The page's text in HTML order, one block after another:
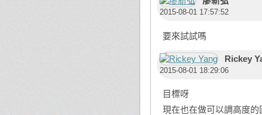
2015-08-01 17:57:52
要來試試嗎
Rickey
2015-08-01 18:29:06
目標呀
現在也在做可以調高度的